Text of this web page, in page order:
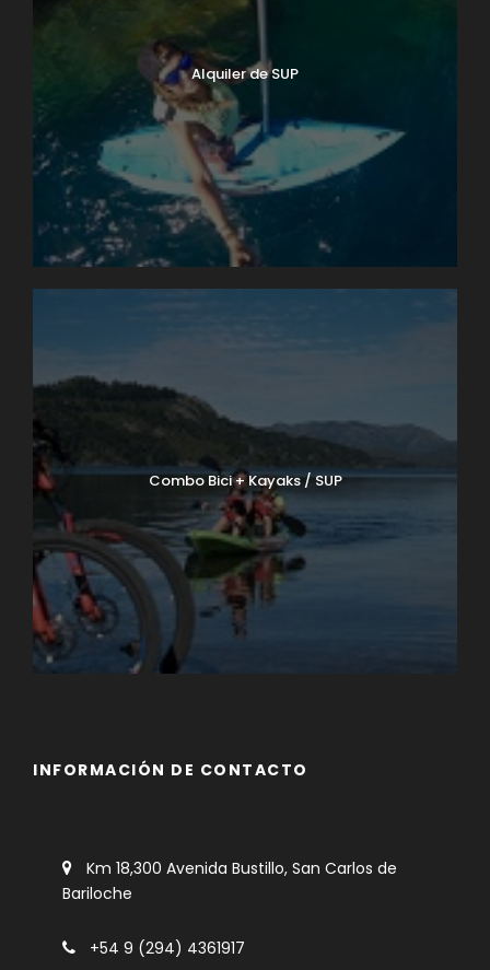
Alquiler de SUP
Combo Bici + Kayaks / SUP
INFORMACIÓN DE CONTACTO
Km 18,300 Avenida Bustillo, San Carlos de
Bariloche
+54 9 (294) 4361917